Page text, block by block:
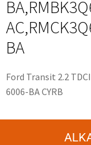
BA
Ford Transit 2.2
6006-BA CYRB